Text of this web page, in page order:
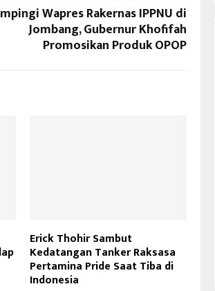
Wapres Rakernas IPPNU di
Jombang, Gubernur Khofifah
Promosikan Produk OPOP
Erick Thohir Sambut
Kedatangan Tanker Raksasa
Pertamina Pride Saat Tiba di
Indonesia